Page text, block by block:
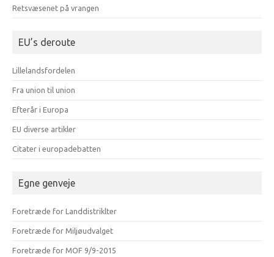
Retsvæsenet på vrangen
EU’s deroute
Lillelandsfordelen
Fra union til union
Efterår i Europa
EU diverse artikler
Citater i europadebatten
Egne genveje
Foretræde for Landdistriklter
Foretræde for Miljøudvalget
Foretræde for MOF 9/9-2015